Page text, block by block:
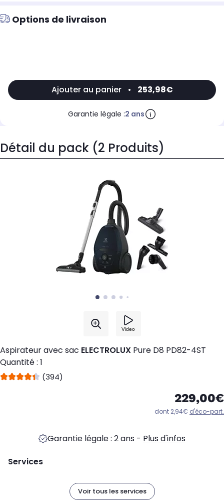
Options de livraison
Ajouter au panier • 253,98€
Garantie légale :2 ans
Détail du pack (2 Produits)
Aspirateur avec sac ELECTROLUX Pure D8 PD82-4ST
Quantité : 1
(394)
229,00€
dont 2,94€ d'éco-part.
Garantie légale : 2 ans - Plus d'infos
Services
Voir tous les services